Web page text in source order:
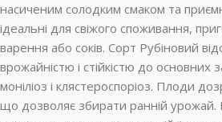
насиченим солодким смаком та
ідеальні для свіжого споживання,
варення або соків. Сорт Рубіновий
врожайністю і стійкістю до основних
моніліоз і клястероспоріоз. Плоди
що дозволяє збирати ранній урожай.